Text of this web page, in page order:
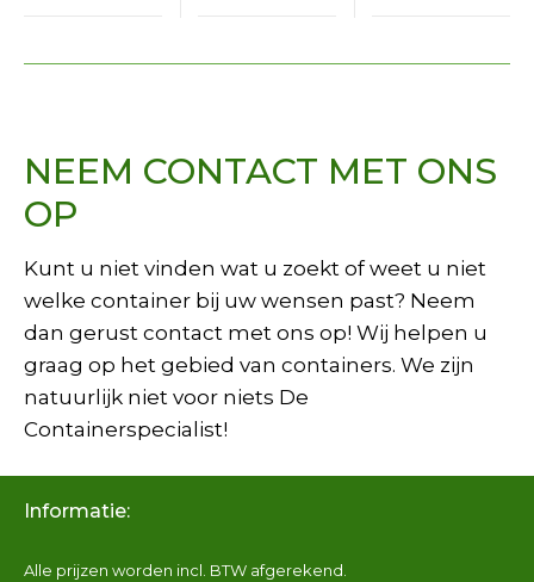
worden
productpagina
worden
productpagina
NEEM CONTACT MET ONS
OP
Kunt u niet vinden wat u zoekt of weet u niet
welke container bij uw wensen past? Neem
dan gerust contact met ons op! Wij helpen u
graag op het gebied van containers. We zijn
natuurlijk niet voor niets De
Containerspecialist!
Informatie:
Alle prijzen worden incl. BTW afgerekend.